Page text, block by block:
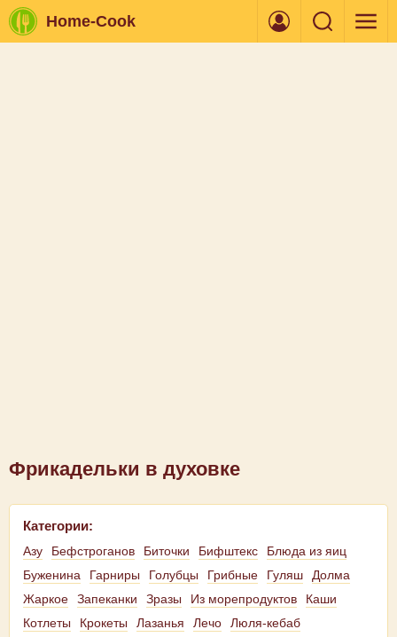
Home-Cook
Фрикадельки в духовке
Категории:
Азу Бефстроганов Биточки Бифштекс
Блюда из яиц
Буженина
Гарниры Голубцы Грибные Гуляш
Долма
Жаркое
Запеканки Зразы Из морепродуктов
Каши
Котлеты
Крокеты Лазанья Лечо
Люля-кебаб